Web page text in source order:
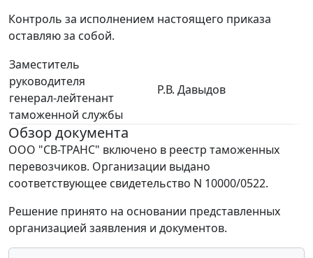
Контроль за исполнением настоящего приказа
оставляю за собой.
Заместитель
руководителя
генерал-лейтенант
таможенной службы
Р.В. Давыдов
Обзор документа
ООО "СВ-ТРАНС" включено в реестр таможенных
перевозчиков. Организации выдано
соответствующее свидетельство N 10000/0522.
Решение принято на основании представленных
организацией заявления и документов.